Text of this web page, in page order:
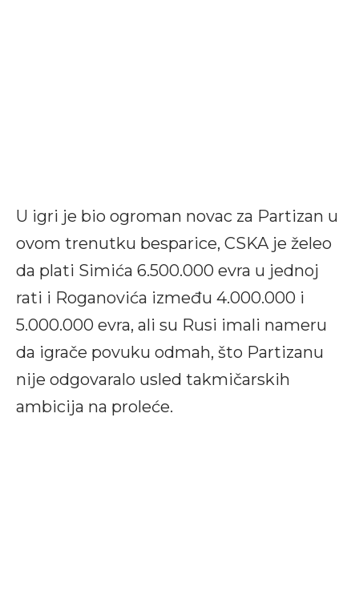
U igri je bio ogroman novac za Partizan u
ovom trenutku besparice, CSKA je želeo
da plati Simića 6.500.000 evra u jednoj
rati i Roganovića između 4.000.000 i
5.000.000 evra, ali su Rusi imali nameru
da igrače povuku odmah, što Partizanu
nije odgovaralo usled takmičarskih
ambicija na proleće.